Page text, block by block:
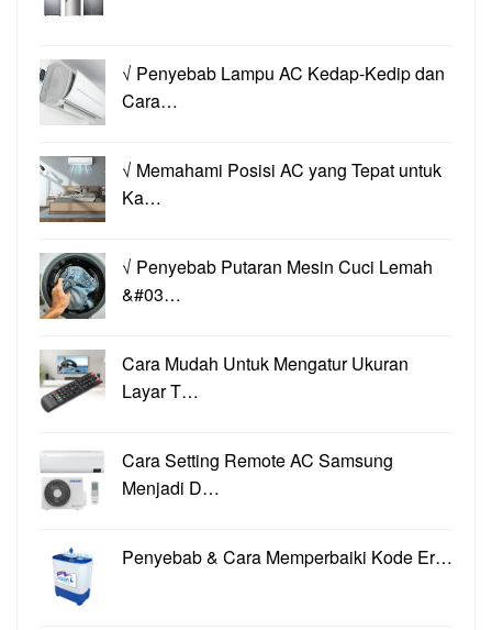
√ Penyebab Lampu AC Kedap-Kedip dan
Cara…
√ Memahami Posisi AC yang Tepat untuk
Ka…
√ Penyebab Putaran Mesin Cuci Lemah
&#03…
Cara Mudah Untuk Mengatur Ukuran
Layar T…
Cara Setting Remote AC Samsung
Menjadi D…
Penyebab & Cara Memperbaiki Kode Er…